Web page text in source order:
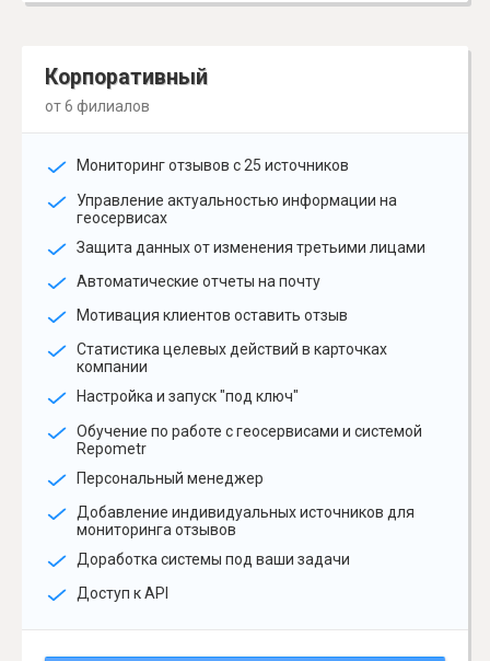
Корпоративный
от 6 филиалов
Мониторинг отзывов с 25 источников
Управление актуальностью информации на
геосервисах
Защита данных от изменения третьими лицами
Автоматические отчеты на почту
Мотивация клиентов оставить отзыв
Статистика целевых действий в карточках
компании
Настройка и запуск "под ключ"
Обучение по работе с геосервисами и системой
Repometr
Персональный менеджер
Добавление индивидуальных источников для
мониторинга отзывов
Доработка системы под ваши задачи
Доступ к API